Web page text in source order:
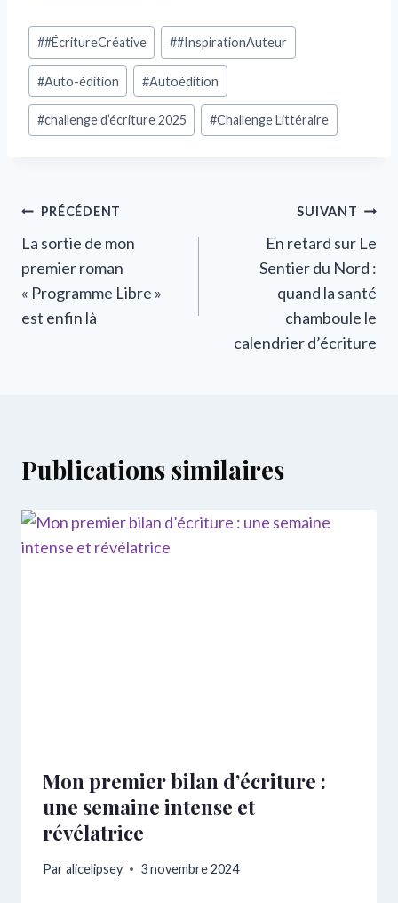
Étiquettes
de
la
publication :
##ÉcritureCréative ##InspirationAuteur
#Auto-édition #Autoédition
#challenge d’écriture 2025 #Challenge Littéraire
Navigation
de
l’article
PRÉCÉDENT
La sortie de mon
premier roman
« Programme Libre »
est enfin là
SUIVANT
En retard sur Le
Sentier du Nord :
quand la santé
chamboule le
calendrier d’écriture
Publications similaires
Mon premier bilan d’écriture :
une semaine intense et
révélatrice
Paralicelipsey 3 novembre 2024